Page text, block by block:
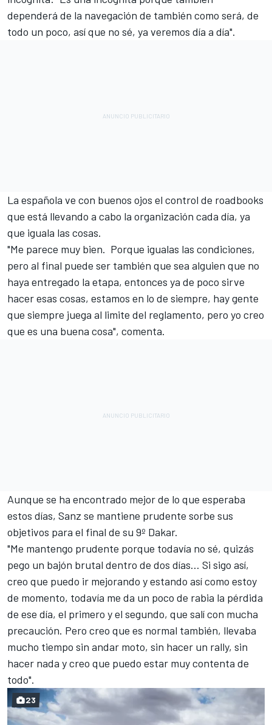
dependerá de la navegación de también como será, de
todo un poco, así que no sé, ya veremos día a día".
La española ve con buenos ojos el control de roadbooks
que está llevando a cabo la organización cada día, ya
que iguala las cosas.
"Me parece muy bien. Porque igualas las condiciones,
pero al final puede ser también que sea alguien que no
haya entregado la etapa, entonces ya de poco sirve
hacer esas cosas, estamos en lo de siempre, hay gente
que siempre juega al limite del reglamento, pero yo creo
que es una buena cosa", comenta.
Aunque se ha encontrado mejor de lo que esperaba
estos días, Sanz se mantiene prudente sorbe sus
objetivos para el final de su 9º Dakar.
"Me mantengo prudente porque todavía no sé, quizás
pego un bajón brutal dentro de dos días... Si sigo así,
creo que puedo ir mejorando y estando así como estoy
de momento, todavía me da un poco de rabia la pérdida
de ese día, el primero y el segundo, que salí con mucha
precaución. Pero creo que es normal también, llevaba
mucho tiempo sin andar moto, sin hacer un rally, sin
hacer nada y creo que puedo estar muy contenta de
todo".
23